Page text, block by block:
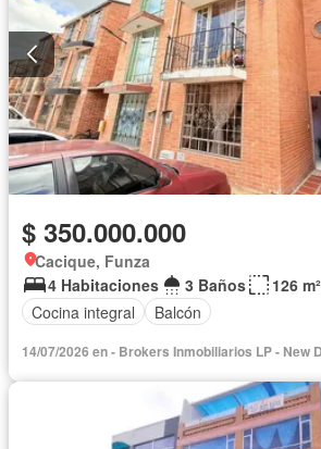
$ 350.000.000
Cacique, Funza
4 Habitaciones
3 Baños
126 m²
Cocina integral
Balcón
14/07/2026 en - Brokers Inmobiliarios LP - New